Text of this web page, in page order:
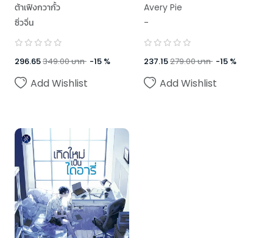
ต้าเฟิงกวากั้ว
ซิ่วจิ่น
296.65349.00บาท -15 %
Add Wishlist
Avery Pie
-
237.15279.00บาท -15 %
Add Wishlist